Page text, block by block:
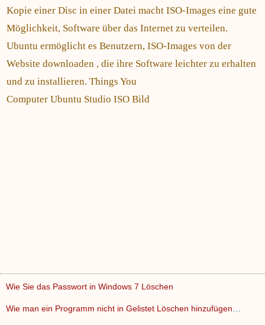
Kopie einer Disc in einer Datei macht ISO-Images eine gute
Möglichkeit, Software über das Internet zu verteilen.
Ubuntu ermöglicht es Benutzern, ISO-Images von der
Website downloaden , die ihre Software leichter zu erhalten
und zu installieren. Things You
Computer Ubuntu Studio ISO Bild
Wie Sie das Passwort in Windows 7 Löschen